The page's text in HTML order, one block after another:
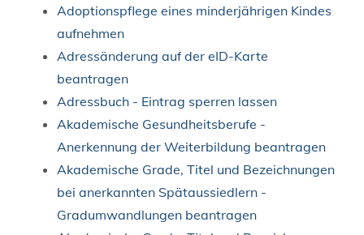
Adoptionspflege eines minderjährigen Kindes
aufnehmen
Adressänderung auf der eID-Karte
beantragen
Adressbuch - Eintrag sperren lassen
Akademische Gesundheitsberufe -
Anerkennung der Weiterbildung beantragen
Akademische Grade, Titel und Bezeichnungen
bei anerkannten Spätaussiedlern -
Gradumwandlungen beantragen